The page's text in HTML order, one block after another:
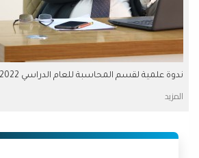
ندوة علمية لقسم المحاسبة للعام الدراسي 2022-2023.
المزيد